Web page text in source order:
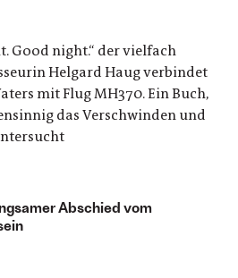
Good night.“ der vielfach
Helgard Haug verbindet
mit Flug MH370. Ein Buch,
das Verschwinden und
Abschied vom